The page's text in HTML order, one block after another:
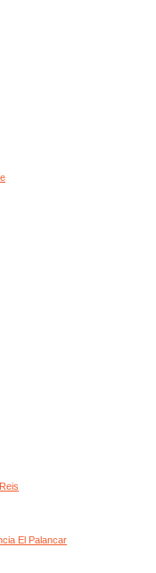
El Palancar